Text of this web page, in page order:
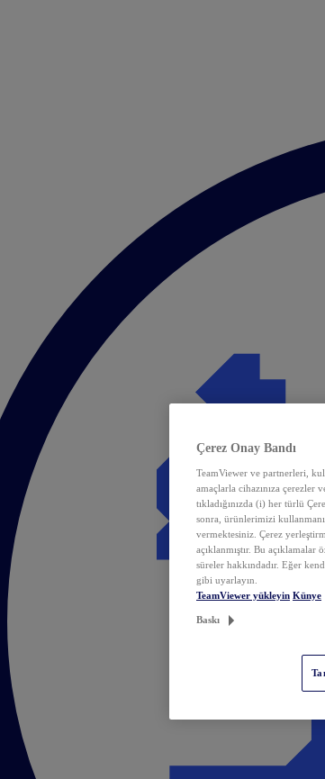
Çerez Onay Bandı
TeamViewer ve partnerleri,
amaçlarla cihazınıza çerezler
tıkladığınızda (i) her türlü
sonra, ürünlerimizi
vermektesiniz. Çerez
açıklanmıştır. Bu
süreler hakkındadır. Eğer
gibi uyarlayın.
TeamViewer yükleyin Künye
Baskı